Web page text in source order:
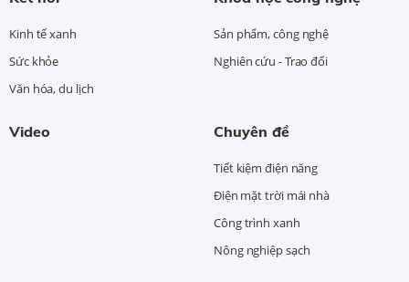
Kinh tế xanh
Sức khỏe
Văn hóa, du lịch
Sản phẩm, công nghệ
Nghiên cứu - Trao đổi
Video Chuyên đề
Tiết kiệm điện năng
Điện mặt trời mái nhà
Công trình xanh
Nông nghiệp sạch